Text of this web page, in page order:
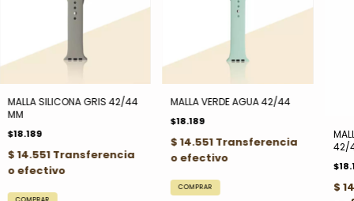
MALLA SILICONA GRIS 42/44
MM
$18.189
MALLA VERDE AGUA 42/44
$18.189
42/